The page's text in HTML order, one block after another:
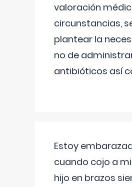
valoración
circunstancias,
plantear la
no de
antibióticos así
Estoy
cuando cojo a
hijo en brazos